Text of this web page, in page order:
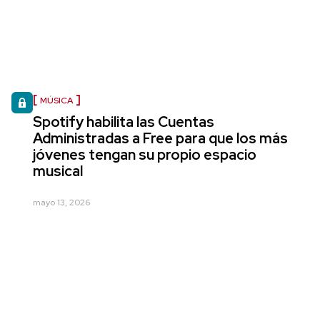
MÚSICA
Spotify habilita las Cuentas
Administradas a Free para que los más
jóvenes tengan su propio espacio
musical
mayo 13, 2026